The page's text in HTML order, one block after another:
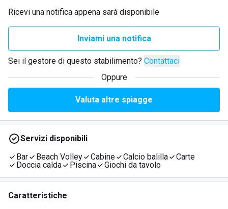
Ricevi una notifica appena sarà disponibile
Inviami una notifica
Sei il gestore di questo stabilimento? Contattaci
Oppure
Valuta altre spiagge
Servizi disponibili
Bar
Beach Volley Cabine Calcio balilla
Carte
Doccia calda
Piscina Giochi da tavolo
Caratteristiche